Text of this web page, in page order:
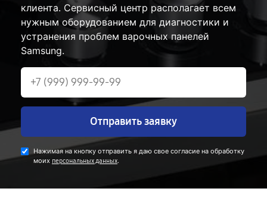
клиента. Сервисный центр располагает всем
нужным оборудованием для диагностики и
устранения проблем варочных панелей
Samsung.
Отправить заявку
Нажимая на кнопку отправить я даю свое согласие на обработку
моих персональных данных.